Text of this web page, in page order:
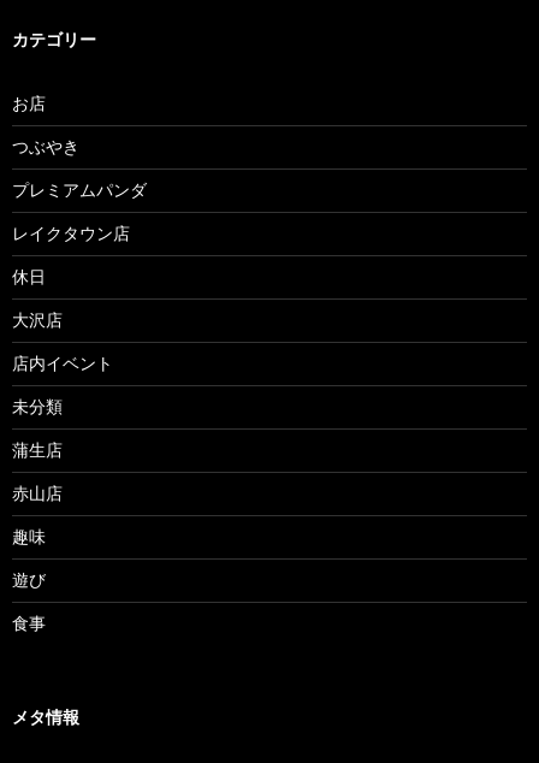
カテゴリー
お店
つぶやき
プレミアムパンダ
レイクタウン店
休日
大沢店
店内イベント
未分類
蒲生店
赤山店
趣味
遊び
食事
メタ情報